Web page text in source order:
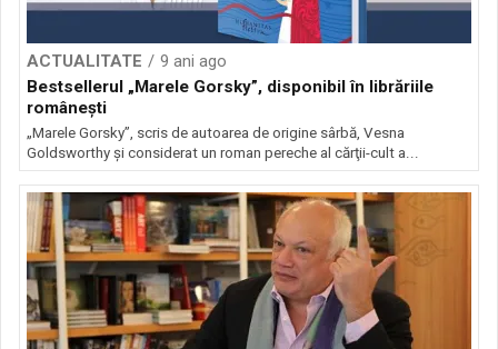
ACTUALITATE
9 ani ago
Bestsellerul „Marele Gorsky”, disponibil în librăriile
româneşti
„Marele Gorsky”, scris de autoarea de origine sârbă, Vesna
Goldsworthy şi considerat un roman pereche al cărţii-cult a...